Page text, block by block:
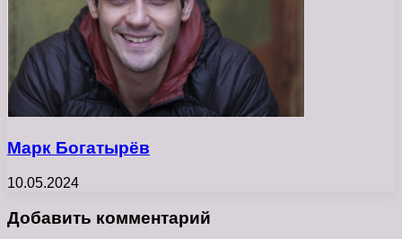
Марк Богатырёв
10.05.2024
Добавить комментарий